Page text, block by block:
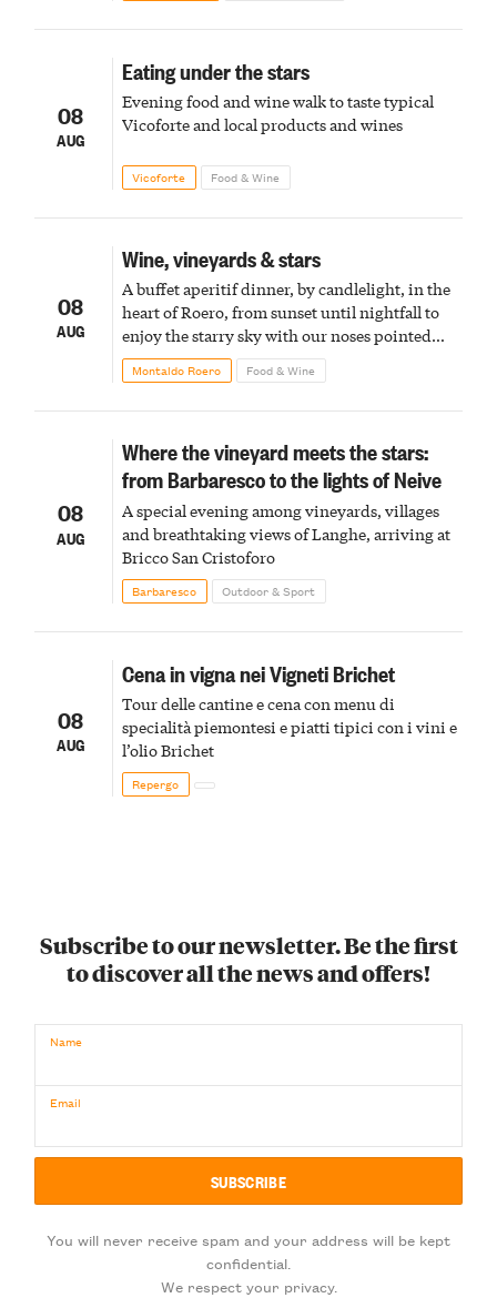
08
AUG
Eating under the stars
Evening food and wine walk to taste typical
Vicoforte and local products and wines
Vicoforte Food & Wine
08
AUG
Wine, vineyards & stars
A buffet aperitif dinner, by candlelight, in the
heart of Roero, from sunset until nightfall to
enjoy the starry sky with our noses pointed
upward
Montaldo Roero Food & Wine
08
AUG
Where the vineyard meets the stars:
from Barbaresco to the lights of Neive
A special evening among vineyards, villages
and breathtaking views of Langhe, arriving at
Bricco San Cristoforo
Barbaresco Outdoor & Sport
08
AUG
Cena in vigna nei Vigneti Brichet
Tour delle cantine e cena con menu di
specialità piemontesi e piatti tipici con i vini e
l’olio Brichet
Repergo
Subscribe to our newsletter. Be the first
to discover all the news and offers!
Name
Email
You will never receive spam and your address will be kept
confidential.
We respect your privacy.